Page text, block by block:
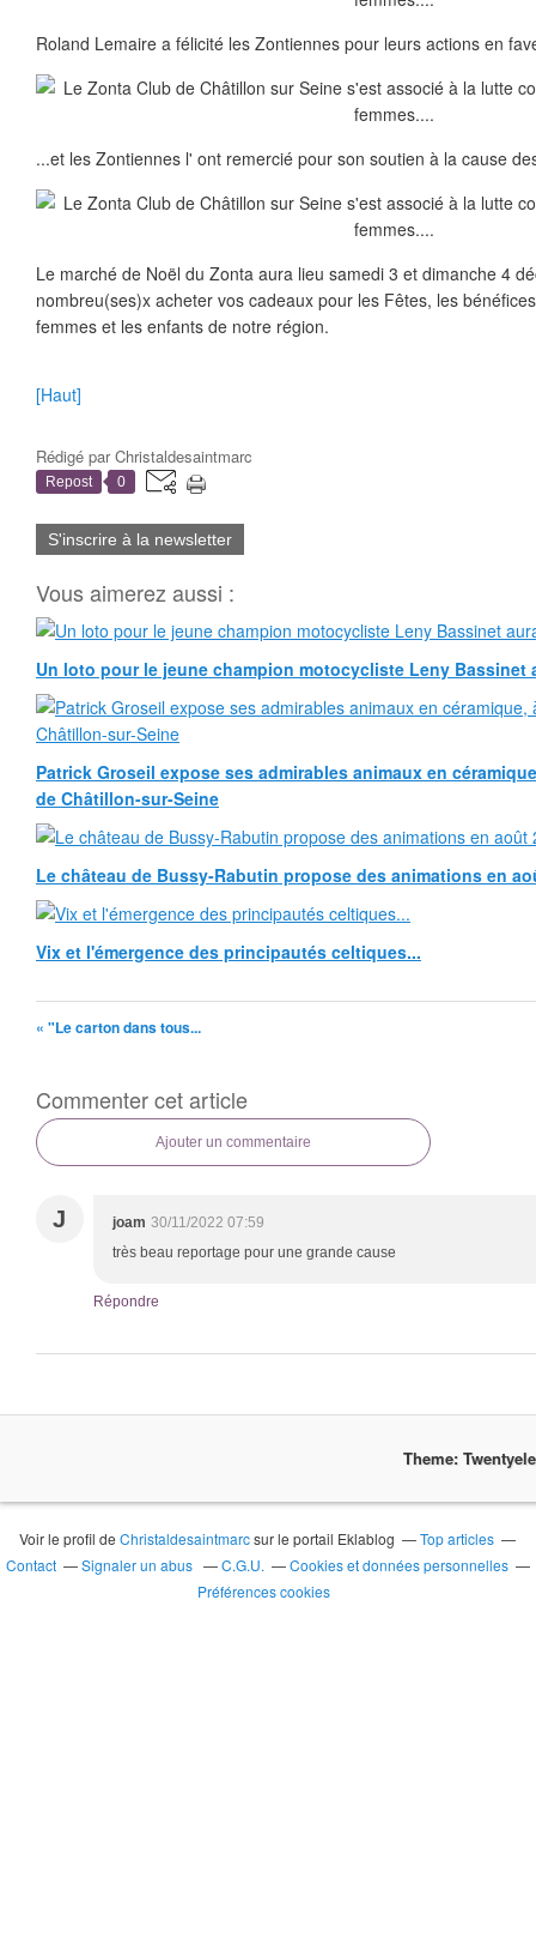
Roland Lemaire a félicité les Zontiennes pour leurs actions en
...et les Zontiennes l' ont remercié pour son soutien à la cause
Le marché de Noël du Zonta aura lieu samedi 3 et dimanche 4
nombreu(ses)x acheter vos cadeaux pour les Fêtes, les
femmes et les enfants de notre région.
[Haut]
Rédigé parChristaldesaintmarc
Repost 0
S'inscrire à la newsletter
Vous aimerez aussi :
Un loto pour le jeune champion motocycliste Leny Bassinet
Patrick Groseil expose ses admirables animaux en
de Châtillon-sur-Seine
Le château de Bussy-Rabutin propose des animations en
Vix et l'émergence des principautés celtiques...
« "Le carton dans tous...
Commenter cet article
Ajouter un commentaire
J joam 30/11/2022 07:59
très beau reportage pour une grande cause
Répondre
Theme:
Voir le profil deChristaldesaintmarcsur le portail Eklablog
Top articles
Contact
Signaler un abus C.G.U.
Cookies et données personnelles
Préférences cookies